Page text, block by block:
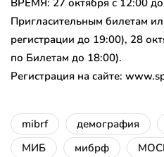
ВРЕМЯ: 27 октября с 12:00
Пригласительным билетам
регистрации до 19:00), 28
по Билетам до 18:00).
Регистрация на сайте:
mibrf демография
МИБ
мибрф